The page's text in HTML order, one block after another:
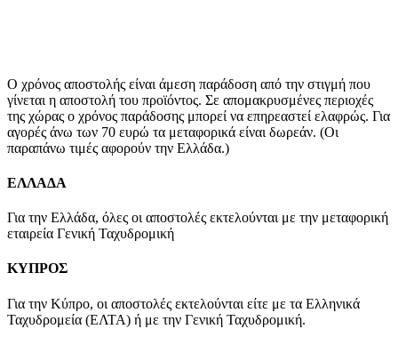
Ο χρόνος αποστολής είναι άμεση παράδοση από την στιγμή που
γίνεται η αποστολή του προϊόντος. Σε απομακρυσμένες περιοχές
της χώρας ο χρόνος παράδοσης μπορεί να επηρεαστεί ελαφρώς. Για
αγορές άνω των 70 ευρώ τα μεταφορικά είναι δωρεάν. (Οι
παραπάνω τιμές αφορούν την Ελλάδα.)
ΕΛΛΑΔΑ
Για την Ελλάδα, όλες οι αποστολές εκτελούνται με την μεταφορική
εταιρεία Γενική Ταχυδρομική
ΚΥΠΡΟΣ
Για την Κύπρο, οι αποστολές εκτελούνται είτε με τα Ελληνικά
Ταχυδρομεία (ΕΛΤΑ) ή με την Γενική Ταχυδρομική.